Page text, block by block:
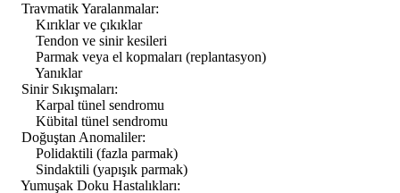
Travmatik Yaralanmalar:
Kırıklar ve çıkıklar
Tendon ve sinir kesileri
Parmak veya el kopmaları (replantasyon)
Yanıklar
Sinir Sıkışmaları:
Karpal tünel sendromu
Kübital tünel sendromu
Doğuştan Anomaliler:
Polidaktili (fazla parmak)
Sindaktili (yapışık parmak)
Yumuşak Doku Hastalıkları: